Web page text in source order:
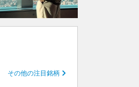
その他の注目銘柄